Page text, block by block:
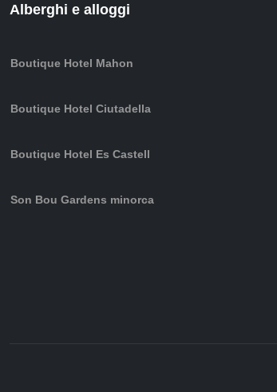
Alberghi e alloggi
Boutique Hotel Mahon
Boutique Hotel Ciutadella
Boutique Hotel Es Castell
Son Bou Gardens minorca